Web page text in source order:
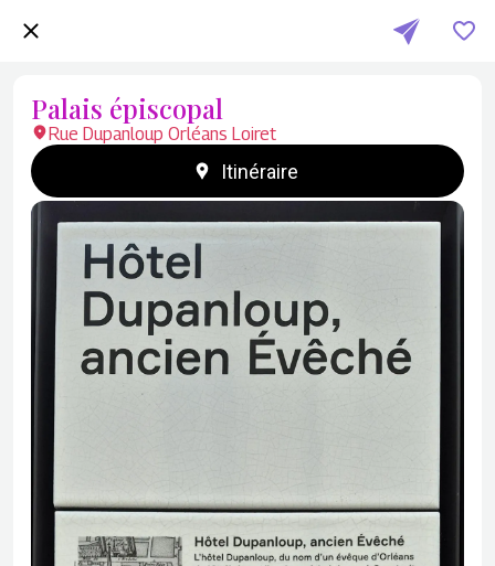
Palais épiscopal
Rue Dupanloup Orléans Loiret
Itinéraire